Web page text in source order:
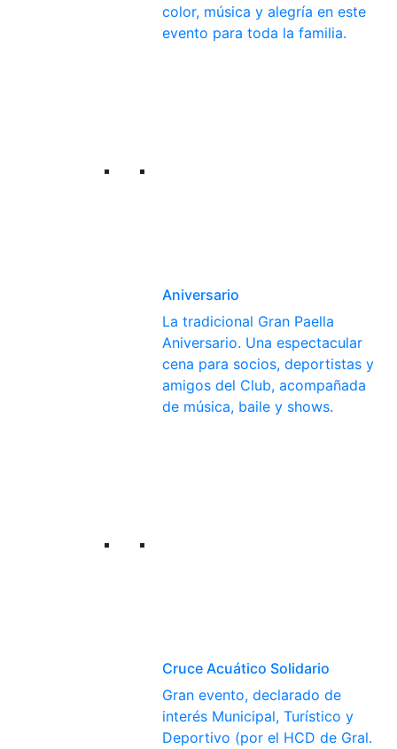
color, música y alegría en este
evento para toda la familia.
Aniversario
La tradicional Gran Paella
Aniversario. Una espectacular
cena para socios, deportistas y
amigos del Club, acompañada
de música, baile y shows.
Cruce Acuático Solidario
Gran evento, declarado de
interés Municipal, Turístico y
Deportivo (por el HCD de Gral.